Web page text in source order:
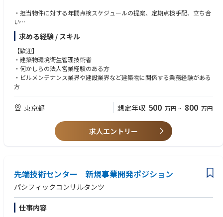
・担当物件に対する年間点検スケジュールの提案、定期点検手配、立ち合
い
・トータルコストミニマムを踏まえた改修工事等の提案営業
（現場管理、積算、立ち合い、営業など）
保守管理物件としては、東京国際フォーラム、豊洲市場、自治体庁舎など
の官庁物件、ららぽーとやセブンアンドアイフォールディングス様店舗な
どの商業施設、大学、病院、ホテルなどです。
本ポジションの方（総合職社員）は、担当物件のフロント営業として、年
間点検スケジュールの提案、定期点検手配、立ち合い、改修提案、現場常
駐社員の管理を担当いただきます。
求める経験 / スキル
【歓迎】
・建築物環境衛生管理技術者
・何かしらの法人営業経験のある方
・ビルメンテナンス業界や建設業界など建築物に関係する業務経験がある
方
東京都 想定年収 500 万円 ~ 800 万円
求人エントリー
先端技術センター 新規事業開発ポジション
パシフィックコンサルタンツ
仕事内容